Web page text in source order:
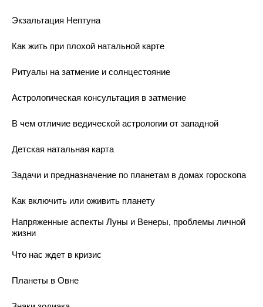
Экзальтация Нептуна
Как жить при плохой натальной карте
Ритуалы на затмение и солнцестояние
Астрологическая консультация в затмение
В чем отличие ведической астрологии от западной
Детская натальная карта
Задачи и предназначение по планетам в домах гороскопа
Как включить или оживить планету
Напряженные аспекты Луны и Венеры, проблемы личной
жизни
Что нас ждет в кризис
Планеты в Овне